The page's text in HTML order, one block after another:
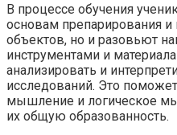
В процессе обучения
основам препарирования
объектов, но и разовьют
инструментами и
анализировать и
исследований. Это
мышление и логическое
их общую образованность.